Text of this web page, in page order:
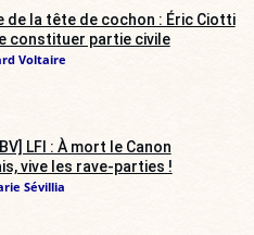
de la tête de cochon : Éric Ciotti
constituer partie civile
Voltaire
BV] LFI : À mort le Canon
vive les rave-parties !
Sévillia